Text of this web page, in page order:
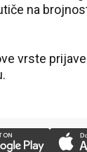
na
vrste prijave